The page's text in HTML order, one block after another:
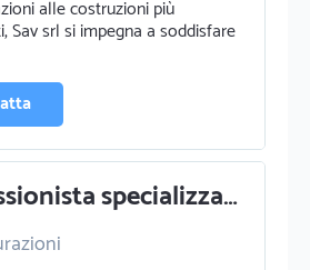
alle costruzioni più
Sav srl si impegna a soddisfare
Professionista specializzato in ristrutturazioni a sestu